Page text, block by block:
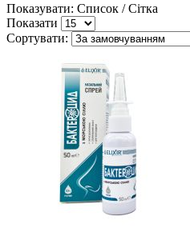
Показувати: Список /Сітка
Показати
Сортувати: